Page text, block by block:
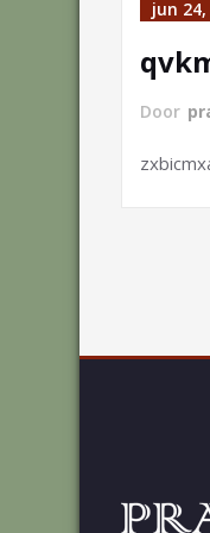
jun 24,
Door